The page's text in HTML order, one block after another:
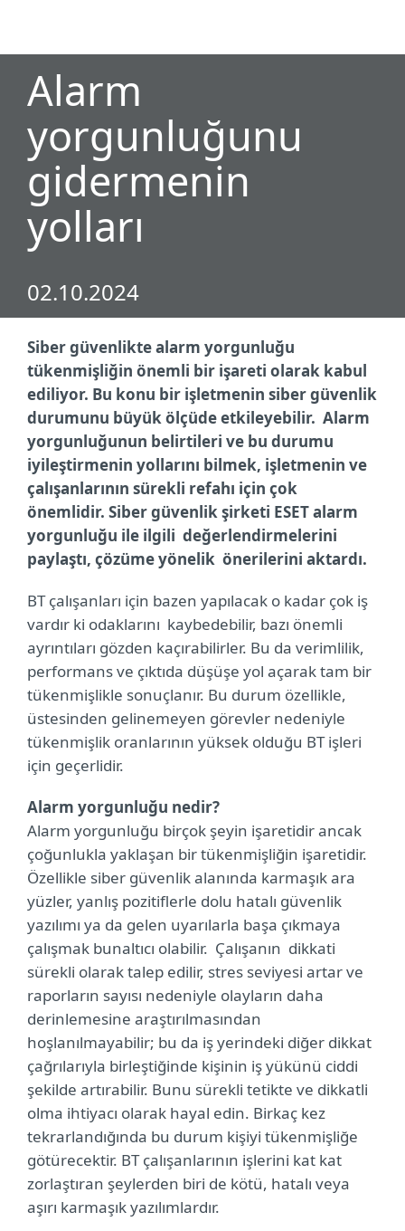
Alarm
yorgunluğunu
gidermenin
yolları
02.10.2024
Siber güvenlikte alarm yorgunluğu
tükenmişliğin önemli bir işareti olarak kabul
ediliyor. Bu konu bir işletmenin siber güvenlik
durumunu büyük ölçüde etkileyebilir. Alarm
yorgunluğunun belirtileri ve bu durumu
iyileştirmenin yollarını bilmek, işletmenin ve
çalışanlarının sürekli refahı için çok
önemlidir. Siber güvenlik şirketi ESET alarm
yorgunluğu ile ilgili değerlendirmelerini
paylaştı, çözüme yönelik önerilerini aktardı.
BT çalışanları için bazen yapılacak o kadar çok iş
vardır ki odaklarını kaybedebilir, bazı önemli
ayrıntıları gözden kaçırabilirler. Bu da verimlilik,
performans ve çıktıda düşüşe yol açarak tam bir
tükenmişlikle sonuçlanır. Bu durum özellikle,
üstesinden gelinemeyen görevler nedeniyle
tükenmişlik oranlarının yüksek olduğu BT işleri
için geçerlidir.
Alarm yorgunluğu nedir?
Alarm yorgunluğu birçok şeyin işaretidir ancak
çoğunlukla yaklaşan bir tükenmişliğin işaretidir.
Özellikle siber güvenlik alanında karmaşık ara
yüzler, yanlış pozitiflerle dolu hatalı güvenlik
yazılımı ya da gelen uyarılarla başa çıkmaya
çalışmak bunaltıcı olabilir. Çalışanın dikkati
sürekli olarak talep edilir, stres seviyesi artar ve
raporların sayısı nedeniyle olayların daha
derinlemesine araştırılmasından
hoşlanılmayabilir; bu da iş yerindeki diğer dikkat
çağrılarıyla birleştiğinde kişinin iş yükünü ciddi
şekilde artırabilir. Bunu sürekli tetikte ve dikkatli
olma ihtiyacı olarak hayal edin. Birkaç kez
tekrarlandığında bu durum kişiyi tükenmişliğe
götürecektir. BT çalışanlarının işlerini kat kat
zorlaştıran şeylerden biri de kötü, hatalı veya
aşırı karmaşık yazılımlardır.